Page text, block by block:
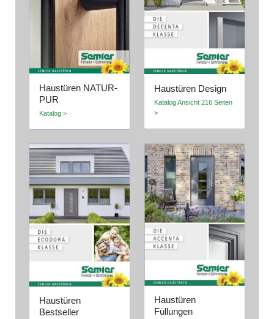
Haustüren NATUR-
PUR
Katalog >
Haustüren Design
Katalog Ansicht 216 Seiten
>
Haustüren
Bestseller
Haustüren
Füllungen